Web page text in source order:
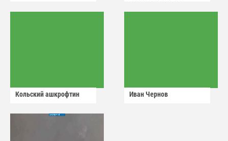
Кольский ашкрофтин Иван Чернов